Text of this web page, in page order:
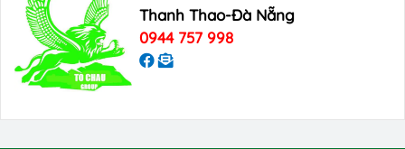
Thanh Thao-Đà Nẵng
0944 757 998